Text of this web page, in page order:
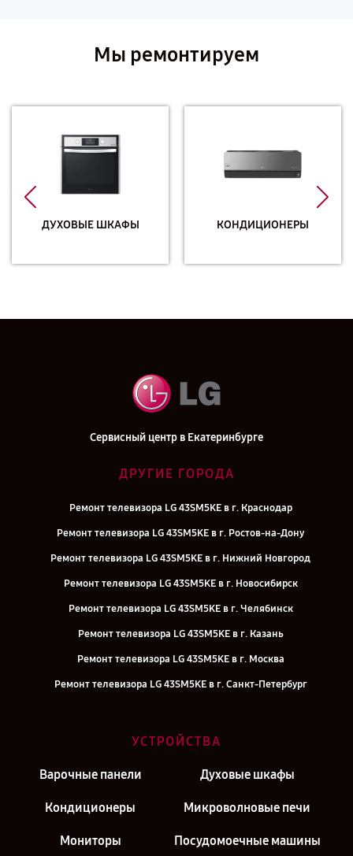
Мы ремонтируем
ДУХОВЫЕ ШКАФЫ КОНДИЦИОНЕРЫ
Сервисный центр в Екатеринбурге
ДРУГИЕ ГОРОДА
Ремонт телевизора LG 43SM5KE в г. Краснодар
Ремонт телевизора LG 43SM5KE в г. Ростов-на-Дону
Ремонт телевизора LG 43SM5KE в г. Нижний Новгород
Ремонт телевизора LG 43SM5KE в г. Новосибирск
Ремонт телевизора LG 43SM5KE в г. Челябинск
Ремонт телевизора LG 43SM5KE в г. Казань
Ремонт телевизора LG 43SM5KE в г. Москва
Ремонт телевизора LG 43SM5KE в г. Санкт-Петербург
УСТРОЙСТВА
Варочные панели Духовые шкафы
Кондиционеры Микроволновые печи
Мониторы Посудомоечные машины